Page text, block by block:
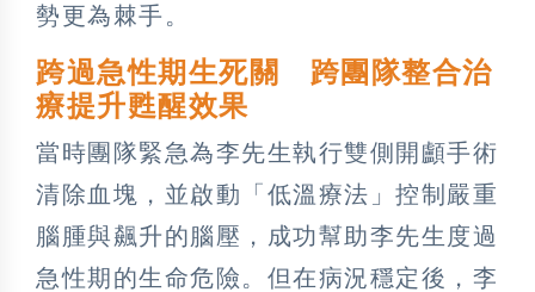
勢更為棘手。
跨過急性期生死關 跨團隊整合治
療提升甦醒效果
當時團隊緊急為李先生執行雙側開顱手術
清除血塊，並啟動「低溫療法」控制嚴重
腦腫與飆升的腦壓，成功幫助李先生度過
急性期的生命危險。但在病況穩定後，李